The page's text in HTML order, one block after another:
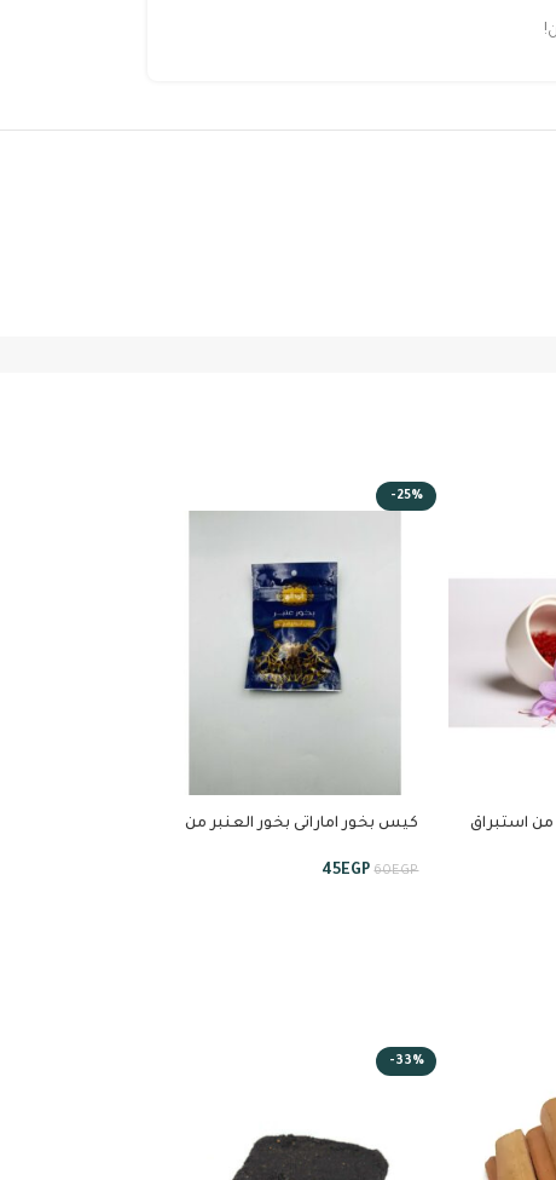
من استبراق
-25%
كيس بخور اماراتى بخور العنبر من
60EGP
45EGP
-33%